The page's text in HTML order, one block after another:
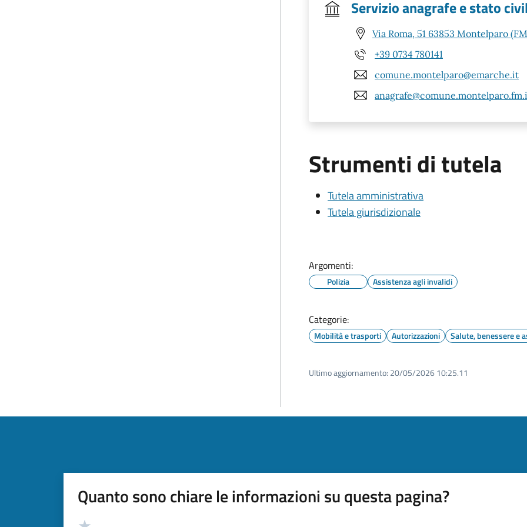
Servizio anagrafe e stato
Via Roma, 51 63853 Montelparo
+39 0734 780141
comune.montelparo@emarche.it
Strumenti di tutela
Tutela amministrativa
Tutela giurisdizionale
Argomenti:
Polizia Assistenza agli invalidi
Categorie:
Mobilità e trasporti Autorizzazioni Salute, benessere e
Ultimo aggiornamento: 20/05/2026 10:25.11
Quanto sono chiare le informazioni su questa pagina?
Valutazione